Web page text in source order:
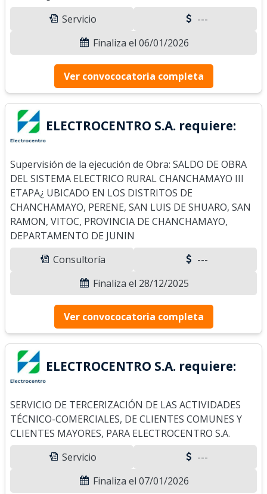
Servicio
---
Finaliza el 06/01/2026
Ver convococatoria completa
ELECTROCENTRO S.A. requiere:
Supervisión de la ejecución de Obra: SALDO DE OBRA
DEL SISTEMA ELECTRICO RURAL CHANCHAMAYO III
ETAPA¿ UBICADO EN LOS DISTRITOS DE
CHANCHAMAYO, PERENE, SAN LUIS DE SHUARO, SAN
RAMON, VITOC, PROVINCIA DE CHANCHAMAYO,
DEPARTAMENTO DE JUNIN
Consultoría
---
Finaliza el 28/12/2025
Ver convococatoria completa
ELECTROCENTRO S.A. requiere:
SERVICIO DE TERCERIZACIÓN DE LAS ACTIVIDADES
TÉCNICO-COMERCIALES, DE CLIENTES COMUNES Y
CLIENTES MAYORES, PARA ELECTROCENTRO S.A.
Servicio
---
Finaliza el 07/01/2026